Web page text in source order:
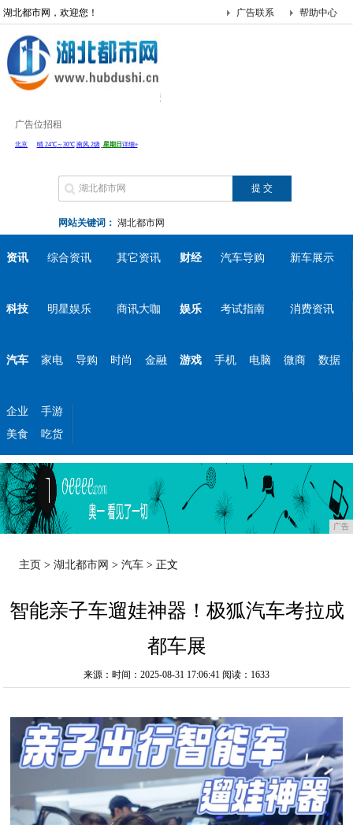
湖北都市网，欢迎您！ 帮助中心
广告联系
广告位招租
网站关键词： 湖北都市网
资讯 综合资讯 其它资讯 财经 汽车导购 新车展示
科技 明星娱乐 商讯大咖 娱乐 考试指南 消费资讯
汽车 家电 导购 时尚 金融 游戏 手机 电脑 微商 数据
企业
手游
美食
吃货
广告
主页 >湖北都市网 >汽车 > 正文
智能亲子车遛娃神器！极狐汽车考拉成
都车展
来源：时间：2025-08-31 17:06:41 阅读：1633